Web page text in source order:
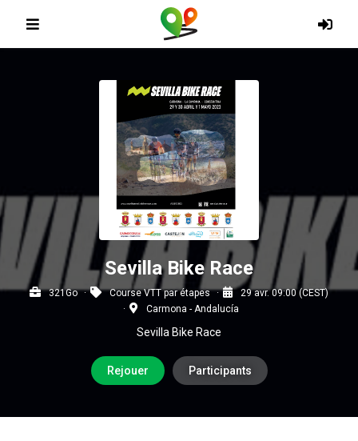
Sevilla Bike Race
321Go Course VTT par étapes
29 avr. 09:00 (CEST)
Carmona - Andalucía
Sevilla Bike Race
Rejouer Participants